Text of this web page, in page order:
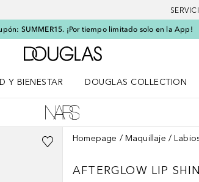
SUMMER15. ¡Por tiempo limitado solo en la App!
A Douglas Home
Y BIENESTAR
DOUGLAS COLLECTION
Homepage Maquillaje
AFTERGLOW LIP